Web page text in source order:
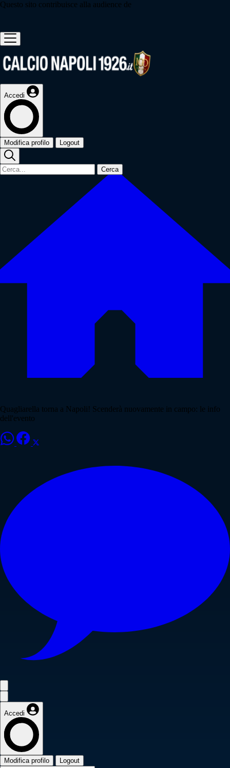
Questo sito contribuisce alla audience de
Accedi
Modifica profilo Logout
Cerca
Quagliarella torna a Napoli! Scenderà nuovamente in campo: le info
dell'evento
Accedi
Modifica profilo Logout